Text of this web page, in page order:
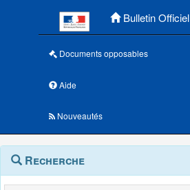
Bulletin Officiel
Documents opposables
Aide
Nouveautés
Navigation
outils
Menu
contextuel
Recherche